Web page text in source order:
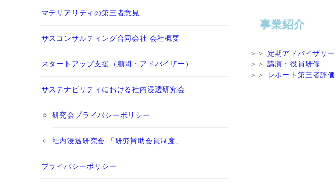
マテリアリティの第三者意見
サスコンサルティング合同会社 会社概要
スタートアップ支援（顧問・アドバイザー）
サステナビリティにおける社内浸透研究会
研究会プライバシーポリシー
社内浸透研究会 「研究賛助会員制度」
プライバシーポリシー
事業紹介
＞＞ 定期アドバイザリー
＞＞ 講演・役員研修
＞＞ レポート第三者評価